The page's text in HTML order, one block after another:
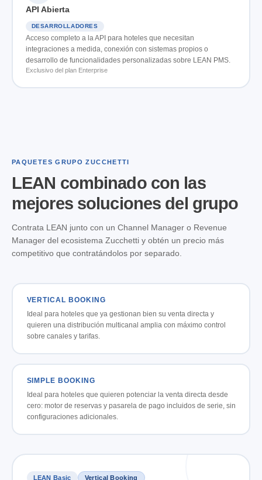
API Abierta
DESARROLLADORES
Acceso completo a la API para hoteles que necesitan
integraciones a medida, conexión con sistemas propios o
desarrollo de funcionalidades personalizadas sobre LEAN PMS.
Exclusivo del plan Enterprise
PAQUETES GRUPO ZUCCHETTI
LEAN combinado con las
mejores soluciones del grupo
Contrata LEAN junto con un Channel Manager o Revenue
Manager del ecosistema Zucchetti y obtén un precio más
competitivo que contratándolos por separado.
VERTICAL BOOKING
Ideal para hoteles que ya gestionan bien su venta directa y
quieren una distribución multicanal amplia con máximo control
sobre canales y tarifas.
SIMPLE BOOKING
Ideal para hoteles que quieren potenciar la venta directa desde
cero: motor de reservas y pasarela de pago incluidos de serie, sin
configuraciones adicionales.
LEAN Basic Vertical Booking